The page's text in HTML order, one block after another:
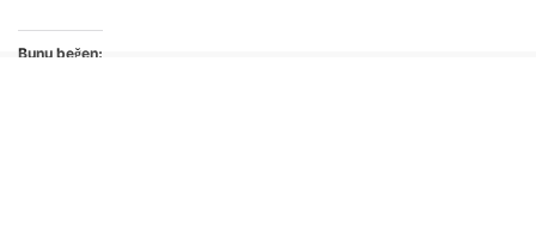
Bunu beğen: